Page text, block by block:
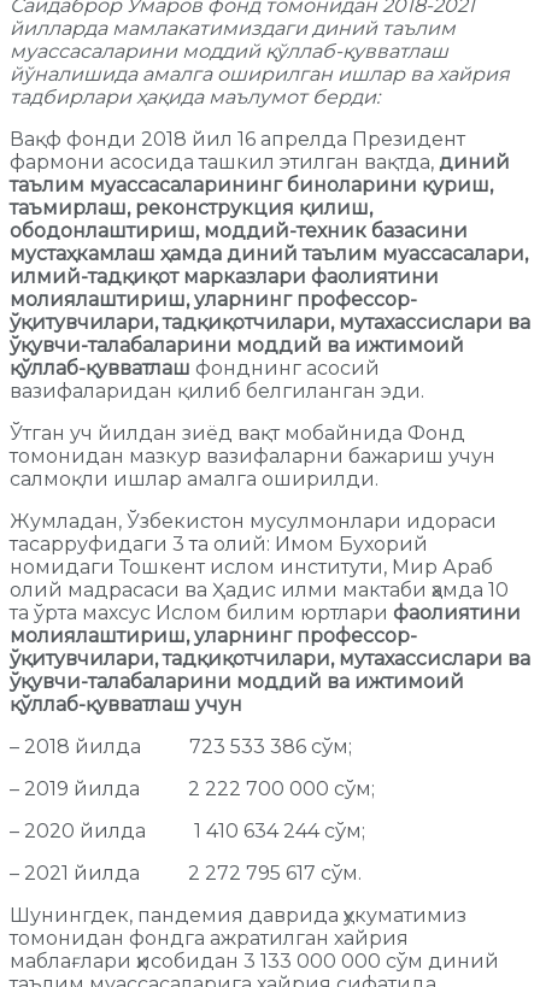
Саидаброр Умаров фонд томонидан 2018-2021
йилларда мамлакатимиздаги диний таълим
муассасаларини моддий қўллаб-қувватлаш
йўналишида амалга оширилган ишлар ва хайрия
тадбирлари ҳақида маълумот берди:
Вақф фонди 2018 йил 16 апрелда Президент
фармони асосида ташкил этилган вақтда, диний
таълим муассасаларининг биноларини қуриш,
таъмирлаш, реконструкция қилиш,
ободонлаштириш, моддий-техник базасини
мустаҳкамлаш ҳамда диний таълим муассасалари,
илмий-тадқиқот марказлари фаолиятини
молиялаштириш, уларнинг профессор-
ўқитувчилари, тадқиқотчилари, мутахассислари ва
ўқувчи-талабаларини моддий ва ижтимоий
қўллаб-қувватлаш фонднинг асосий
вазифаларидан қилиб белгиланган эди.
Ўтган уч йилдан зиёд вақт мобайнида Фонд
томонидан мазкур вазифаларни бажариш учун
салмоқли ишлар амалга оширилди.
Жумладан, Ўзбекистон мусулмонлари идораси
тасарруфидаги 3 та олий: Имом Бухорий
номидаги Тошкент ислом институти, Мир Араб
олий мадрасаси ва Ҳадис илми мактаби ҳамда 10
та ўрта махсус Ислом билим юртлари фаолиятини
молиялаштириш, уларнинг профессор-
ўқитувчилари, тадқиқотчилари, мутахассислари ва
ўқувчи-талабаларини моддий ва ижтимоий
қўллаб-қувватлаш учун
– 2018 йилда 723 533 386 сўм;
– 2019 йилда 2 222 700 000 сўм;
– 2020 йилда 1 410 634 244 сўм;
– 2021 йилда 2 272 795 617 сўм.
Шунингдек, пандемия даврида ҳукуматимиз
томонидан фондга ажратилган хайрия
маблағлари ҳисобидан 3 133 000 000 сўм диний